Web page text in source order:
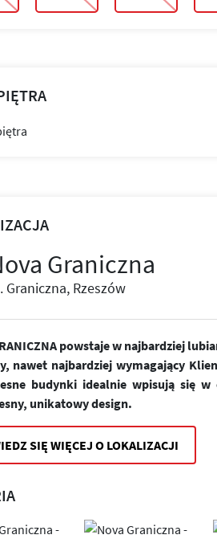
Graniczna
Graniczna, Rzeszów
powstaje w najbardziej
nawet najbardziej wymagający
budynki idealnie wpisują się w
unikatowy design.
SIĘ WIĘCEJ O LOKALIZACJI